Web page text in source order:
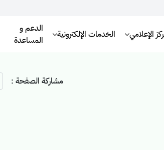
الإعلامي الخدمات الإلكترونية
الدعم و
المساعدة
مشاركة الصفحة :